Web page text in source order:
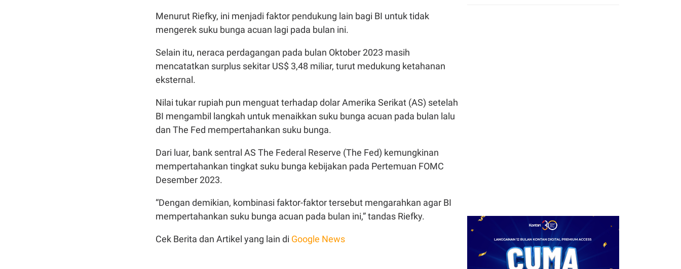
Menurut Riefky, ini menjadi faktor pendukung lain bagi BI untuk tidak
mengerek suku bunga acuan lagi pada bulan ini.
Selain itu, neraca perdagangan pada bulan Oktober 2023 masih
mencatatkan surplus sekitar US$ 3,48 miliar, turut medukung ketahanan
eksternal.
Nilai tukar rupiah pun menguat terhadap dolar Amerika Serikat (AS) setelah
BI mengambil langkah untuk menaikkan suku bunga acuan pada bulan lalu
dan The Fed mempertahankan suku bunga.
Dari luar, bank sentral AS The Federal Reserve (The Fed) kemungkinan
mempertahankan tingkat suku bunga kebijakan pada Pertemuan FOMC
Desember 2023.
“Dengan demikian, kombinasi faktor-faktor tersebut mengarahkan agar BI
mempertahankan suku bunga acuan pada bulan ini,” tandas Riefky.
Cek Berita dan Artikel yang lain di Google News
10
Menkeu Purbaya Perkuat
Pengawasan Laut
Perbatasan Timur
Indonesia